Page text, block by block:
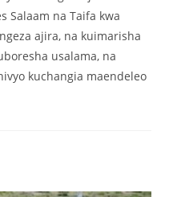
Salaam na Taifa kwa
ajira, na kuimarisha
usalama, na
kuchangia maendeleo